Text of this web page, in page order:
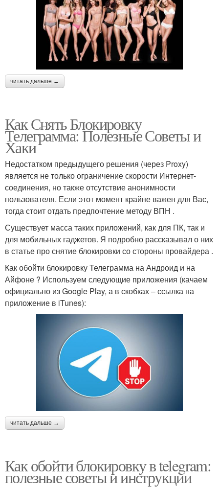
читать дальше →
Как Снять Блокировку
Телеграмма: Полезные Советы и
Хаки
Недостатком предыдущего решения (через Proxy)
является не только ограничение скорости Интернет-
соединения, но также отсутствие анонимности
пользователя. Если этот момент крайне важен для Вас,
тогда стоит отдать предпочтение методу ВПН .
Существует масса таких приложений, как для ПК, так и
для мобильных гаджетов. Я подробно рассказывал о них
в статье про снятие блокировки со стороны провайдера .
Как обойти блокировку Телеграмма на Андроид и на
Айфоне ? Используем следующие приложения (качаем
официально из Google Play, а в скобках – ссылка на
приложение в iTunes):
читать дальше →
Как обойти блокировку в telegram:
полезные советы и инструкции